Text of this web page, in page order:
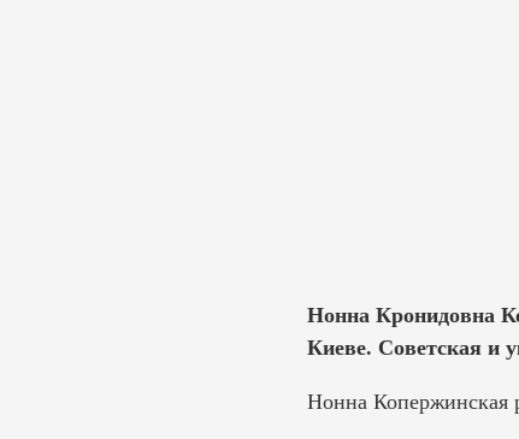
Нонна Кронидовна
Киеве. Советская и
Нонна Копержинская